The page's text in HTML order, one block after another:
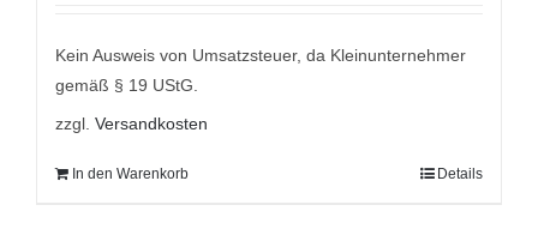
9,95 €
8,95 €.
Kein Ausweis von Umsatzsteuer, da Kleinunternehmer
gemäß § 19 UStG.
zzgl. Versandkosten
In den Warenkorb Details